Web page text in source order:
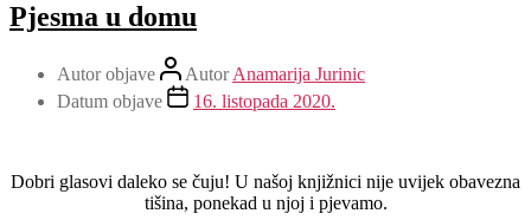
Pjesma u domu
Autor objave AutorAnamarija Jurinic
Datum objave
16. listopada 2020.
Dobri glasovi daleko se čuju! U našoj knjižnici nije uvijek obavezna
tišina, ponekad u njoj i pjevamo.